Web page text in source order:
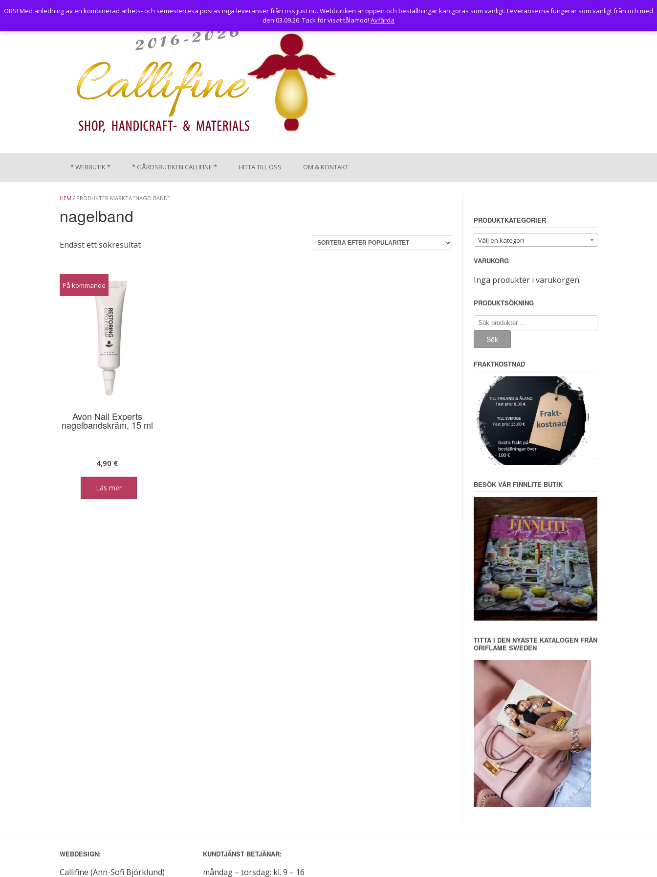
OBS! Med anledning av en kombinerad arbets- och semesterresa postas inga leveranser från oss just nu. Webbutiken är öppen och beställningar kan göras som vanligt. Leveranserna fungerar som vanligt från och med
den 03.09.26. Tack för visat tålamod! Avfärda
to
* WEBBUTIK * * GÅRDSBUTIKEN CALLIFINE * HITTA TILL OSS OM & KONTAKT
HEM / PRODUKTER MÄRKTA ”NAGELBAND”
nagelband
Endast ett sökresultat
På kommande
Avon Nail Experts
nagelbandskräm, 15 ml
4,90 €
Läs mer
PRODUKTKATEGORIER
Välj en kategori
VARUKORG
Inga produkter i varukorgen.
PRODUKTSÖKNING
Sök
efter:
Sök
FRAKTKOSTNAD
BESÖK VÅR FINNLITE BUTIK
TITTA I DEN NYASTE KATALOGEN FRÅN
ORIFLAME SWEDEN
WEBDESIGN:
Callifine (Ann-Sofi Björklund)
KUNDTJÄNST BETJÄNAR:
måndag – torsdag: kl. 9 – 16